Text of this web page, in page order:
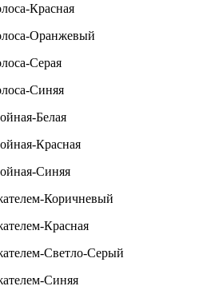
Красная
Оранжевый
Серая
Синяя
Белая
Красная
Синяя
Коричневый
Красная
Светло-Серый
Синяя